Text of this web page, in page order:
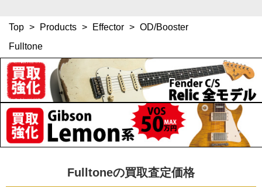
Top > Products > Effector > OD/Booster
Fulltone
Fulltoneの買取査定価格